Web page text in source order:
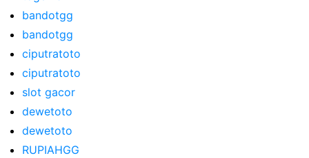
bandotgg
bandotgg
ciputratoto
ciputratoto
slot gacor
dewetoto
dewetoto
RUPIAHGG